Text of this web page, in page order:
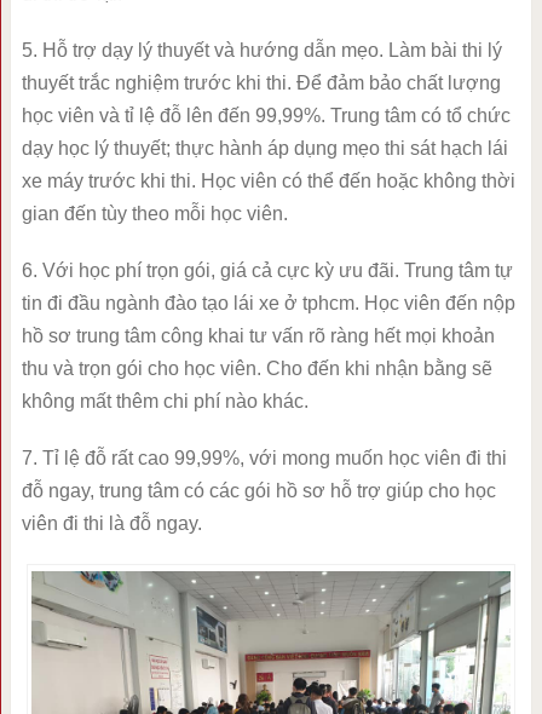
5. Hỗ trợ dạy lý thuyết và hướng dẫn mẹo. Làm bài thi lý
thuyết trắc nghiệm trước khi thi. Để đảm bảo chất lượng
học viên và tỉ lệ đỗ lên đến 99,99%. Trung tâm có tổ chức
dạy học lý thuyết; thực hành áp dụng mẹo thi sát hạch lái
xe máy trước khi thi. Học viên có thể đến hoặc không thời
gian đến tùy theo mỗi học viên.
6. Với học phí trọn gói, giá cả cực kỳ ưu đãi. Trung tâm tự
tin đi đầu ngành đào tạo lái xe ở tphcm. Học viên đến nộp
hồ sơ trung tâm công khai tư vấn rõ ràng hết mọi khoản
thu và trọn gói cho học viên. Cho đến khi nhận bằng sẽ
không mất thêm chi phí nào khác.
7. Tỉ lệ đỗ rất cao 99,99%, với mong muốn học viên đi thi
đỗ ngay, trung tâm có các gói hồ sơ hỗ trợ giúp cho học
viên đi thi là đỗ ngay.